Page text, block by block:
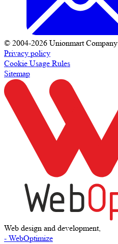
© 2004-2026 Unionmart Company
Privacy policy
Cookie Usage Rules
Sitemap
Web design and development,
- WebOptimize